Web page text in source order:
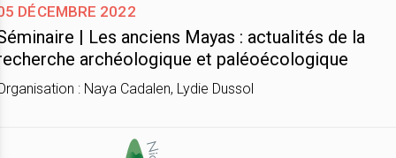
décembre 2022
| Les anciens Mayas : actualités de la
archéologique et paléoécologique
: Naya Cadalen, Lydie Dussol